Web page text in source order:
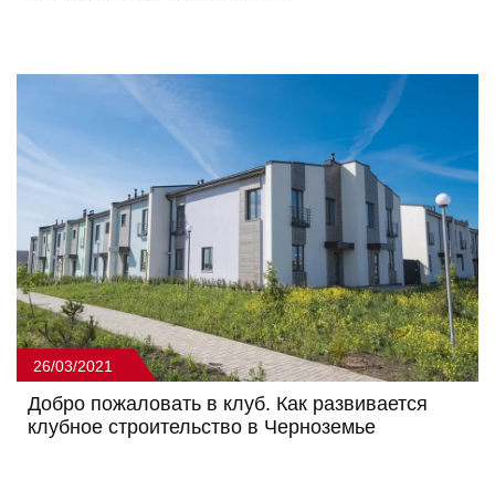
26/03/2021
Добро пожаловать в клуб. Как развивается
клубное строительство в Черноземье